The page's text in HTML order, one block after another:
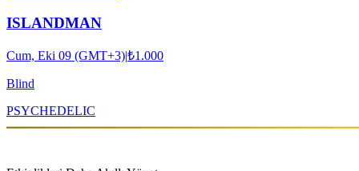
ISLANDMAN
Cum, Eki 09 (GMT+3)|₺1.000
Blind
PSYCHEDELIC